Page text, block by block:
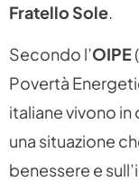
Fratello Sole.
Secondo l’OIPE
Povertà
italiane vivono
una situazione
benessere e